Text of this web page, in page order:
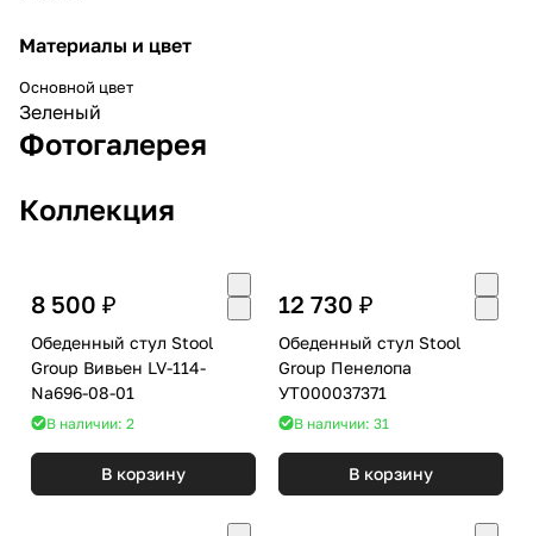
Материалы и цвет
Основной цвет
Зеленый
Фотогалерея
Коллекция
8 500 ₽
Обеденный стул Stool
Group Вивьен LV-114-
Na696-08-01
В наличии: 2
В корзину
12 730 ₽
Обеденный стул Stool
Group Пенелопа
УТ000037371
В наличии: 31
В корзину